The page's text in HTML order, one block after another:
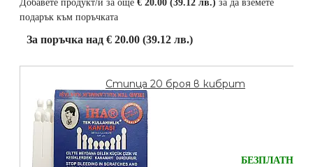
Добавете продукт/и за още € 20.00 (39.12 лв.) за да вземете
подарък към поръчката
За поръчка над € 20.00 (39.12 лв.)
Стипца 20 броя в кибрит
БЕЗПЛАТНО